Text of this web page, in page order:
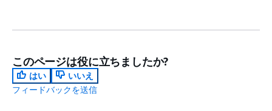
このページは役に立ちましたか?
はい
いいえ
フィードバックを送信